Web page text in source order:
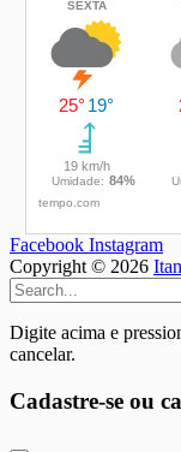
Facebook Instagram
Copyright © 2026
Digite acima e
cancelar.
Cadastre-se ou